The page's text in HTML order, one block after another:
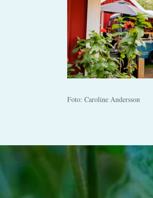
Foto: Caroline Andersson